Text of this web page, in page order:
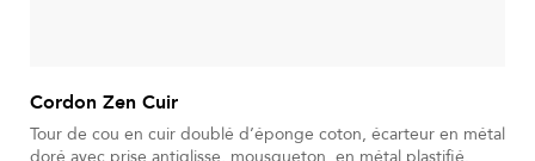
Cordon Zen Cuir
Tour de cou en cuir doublé d’éponge coton, écarteur en métal